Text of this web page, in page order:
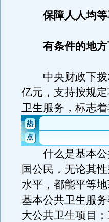
保障人人均等
有条件的地方
中央财政下拨
亿元，支持按规
卫生服务，标志
什么是基本公
国公民，无论其
水平，都能平等
基本公共卫生服
大公共卫生项目